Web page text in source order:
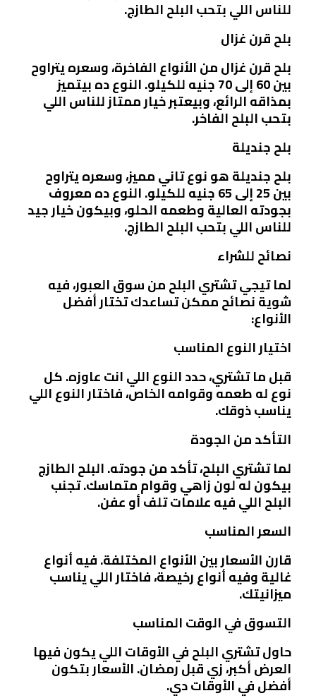
للناس اللي بتحب البلح الطازج.
بلح قرن غزال
بلح قرن غزال من الأنواع الفاخرة، وسعره يتراوح
بين 60 إلى 70 جنيه للكيلو. النوع ده بيتميز
بمذاقه الرائع، وبيعتبر خيار ممتاز للناس اللي
بتحب البلح الفاخر.
بلح جنديلة
بلح جنديلة هو نوع تاني مميز، وسعره يتراوح
بين 25 إلى 65 جنيه للكيلو. النوع ده معروف
بجودته العالية وطعمه الحلو، وبيكون خيار جيد
للناس اللي بتحب البلح الطازج.
نصائح للشراء
لما تيجي تشتري البلح من سوق العبور، فيه
شوية نصائح ممكن تساعدك تختار أفضل
الأنواع:
اختيار النوع المناسب
قبل ما تشتري، حدد النوع اللي انت عاوزه. كل
نوع له طعمه وقوامه الخاص، فاختار النوع اللي
يناسب ذوقك.
التأكد من الجودة
لما تشتري البلح، تأكد من جودته. البلح الطازج
بيكون له لون زاهي وقوام متماسك. تجنب
البلح اللي فيه علامات تلف أو عفن.
السعر المناسب
قارن الأسعار بين الأنواع المختلفة. فيه أنواع
غالية وفيه أنواع رخيصة، فاختار اللي يناسب
ميزانيتك.
التسوق في الوقت المناسب
حاول تشتري البلح في الأوقات اللي يكون فيها
العرض أكبر، زي قبل رمضان. الأسعار بتكون
أفضل في الأوقات دي.